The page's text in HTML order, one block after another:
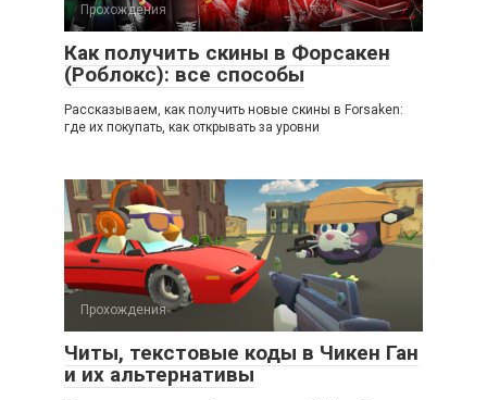
Прохождения
Как получить скины в Форсакен
(Роблокс): все способы
Рассказываем, как получить новые скины в Forsaken:
где их покупать, как открывать за уровни
Прохождения
Читы, текстовые коды в Чикен Ган
и их альтернативы